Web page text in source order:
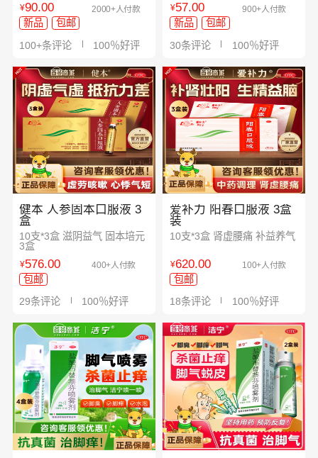
¥90.00 2000+人付款
新品
包邮
100+条评论
100％好评
¥57.00 900+人付款
新品
包邮
30条评论
100％好评
健本 人参固本口服液 3
盒
10支*3盒 滋阴益气 固本培元
3盒
¥576.00 400+人付款
包邮
29条评论
100％好评
爱补力 阳春口服液 3盒
装
10支*3盒 肾虚腰痛 补益养气
¥620.00 100+人付款
包邮
18条评论
100％好评